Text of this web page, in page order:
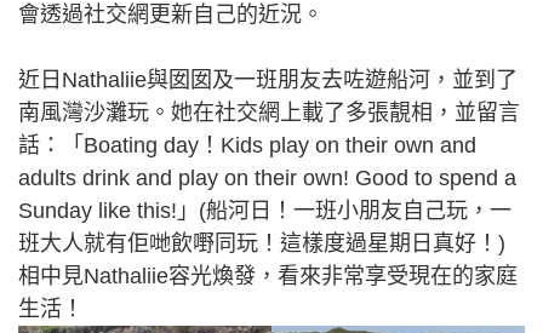
會透過社交網更新自己的近況。
近日Nathaliie與囡囡及一班朋友去咗遊船河，並到了
南風灣沙灘玩。她在社交網上載了多張靚相，並留言
話：「Boating day！Kids play on their own and
adults drink and play on their own! Good to spend a
Sunday like this!」(船河日！一班小朋友自己玩，一
班大人就有佢哋飲嘢同玩！這樣度過星期日真好！)
相中見Nathaliie容光煥發，看來非常享受現在的家庭
生活！